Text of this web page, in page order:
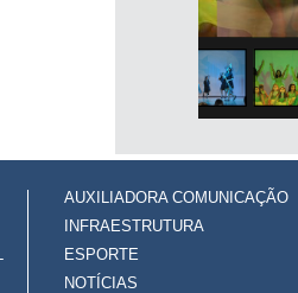
AUXILIADORA COMUNICAÇÃO
INFRAESTRUTURA
ESPORTE
NOTÍCIAS